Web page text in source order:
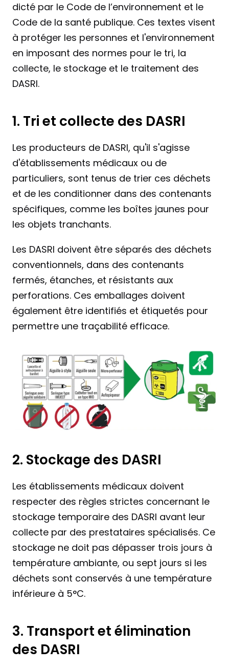
dicté par le Code de l’environnement et le
Code de la santé publique. Ces textes visent
à protéger les personnes et l'environnement
en imposant des normes pour le tri, la
collecte, le stockage et le traitement des
DASRI.
1. Tri et collecte des DASRI
Les producteurs de DASRI, qu'il s'agisse
d'établissements médicaux ou de
particuliers, sont tenus de trier ces déchets
et de les conditionner dans des contenants
spécifiques, comme les boîtes jaunes pour
les objets tranchants.
Les DASRI doivent être séparés des déchets
conventionnels, dans des contenants
fermés, étanches, et résistants aux
perforations. Ces emballages doivent
également être identifiés et étiquetés pour
permettre une traçabilité efficace.
2. Stockage des DASRI
Les établissements médicaux doivent
respecter des règles strictes concernant le
stockage temporaire des DASRI avant leur
collecte par des prestataires spécialisés. Ce
stockage ne doit pas dépasser trois jours à
température ambiante, ou sept jours si les
déchets sont conservés à une température
inférieure à 5°C.
3. Transport et élimination
des DASRI